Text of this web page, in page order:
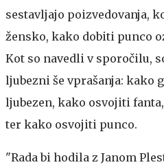
sestavljajo poizvedovanja,
žensko, kako dobiti punco
Kot so navedli v sporočilu,
ljubezni še vprašanja: kako
ljubezen, kako osvojiti
ter kako osvojiti punco.
"Rada bi hodila z Janom